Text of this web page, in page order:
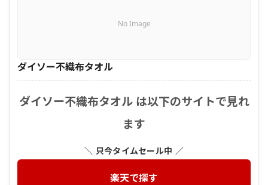
No Image
ダイソー不織布タオル
ダイソー不織布タオル は以下のサイトで見れ
ます
＼ 只今タイムセール中 ／
楽天で探す